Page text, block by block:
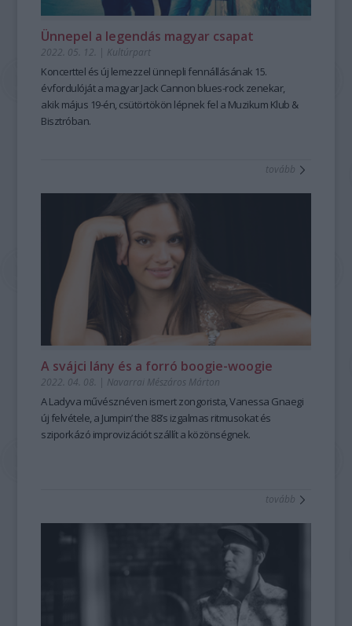
Ünnepel a legendás magyar csapat
2022. 05. 12. | Kultúrpart
Koncerttel és új lemezzel ünnepli fennállásának 15.
évfordulóját a magyar Jack Cannon blues-rock zenekar,
akik május 19-én, csütörtökön lépnek fel a Muzikum Klub &
Bisztróban.
tovább
A svájci lány és a forró boogie-woogie
2022. 04. 08. | Navarrai Mészáros Márton
A Ladyva művésznéven ismert zongorista, Vanessa Gnaegi
új felvétele, a Jumpin’ the 88’s izgalmas ritmusokat és
sziporkázó improvizációt szállít a közönségnek.
tovább